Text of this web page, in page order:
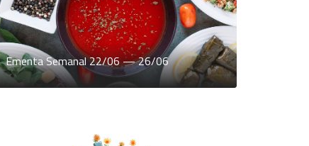
Ementa Semanal 22/06 — 26/06